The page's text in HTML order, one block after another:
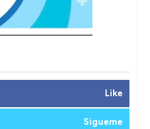
Like
Sigueme